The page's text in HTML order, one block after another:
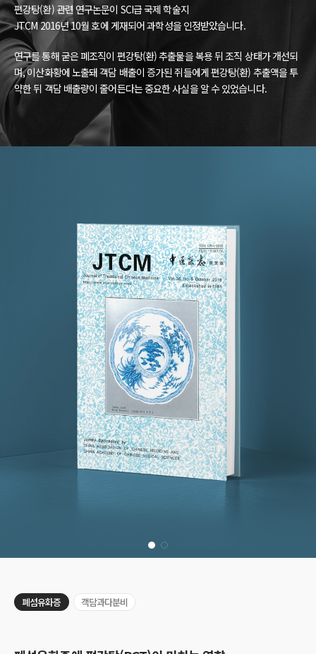
편강탕(환) 관련 연구논문이 SCI급 국제 학술지
JTCM 2016년 10월 호에 게재되어 과학성을 인정받았습니다.
연구를 통해 굳은 폐조직이 편강탕(환) 추출물을 복용 뒤 조직 상태가 개선되
며, 이산화황에 노출돼 객담 배출이 증가된 쥐들에게 편강탕(환) 추출액을 투
약한 뒤 객담 배출량이 줄어든다는 중요한 사실을 알 수 있었습니다.
폐섬유화증 객담과다분비